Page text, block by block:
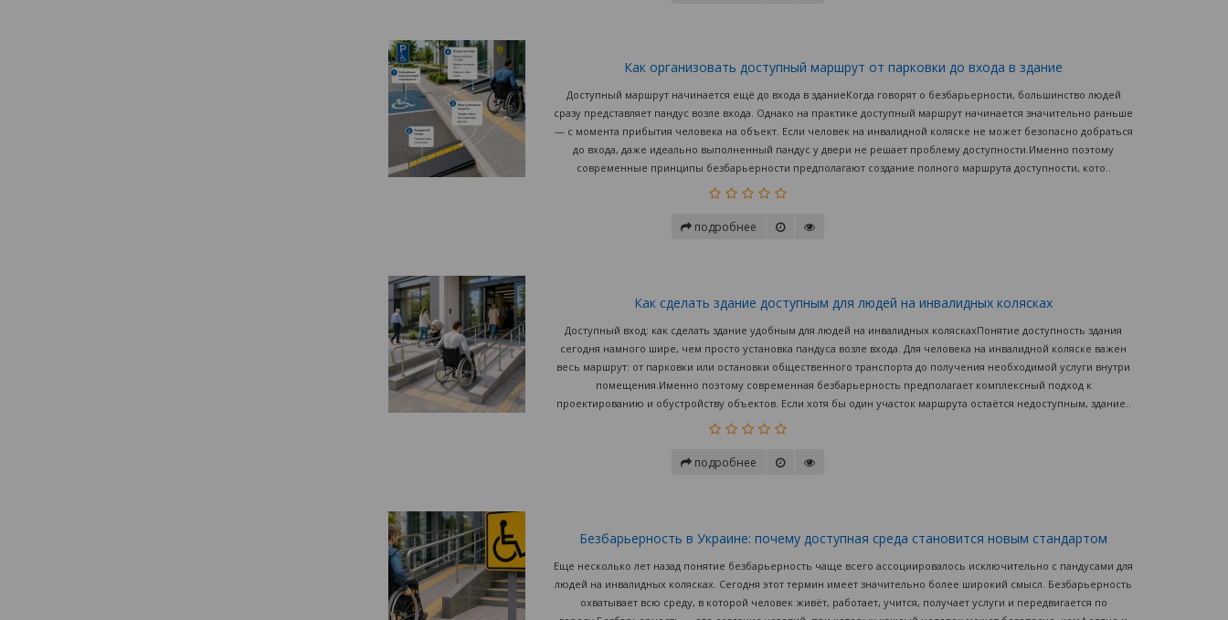
Как организовать доступный маршрут от парковки до входа в здание
Доступный маршрут начинается ещё до входа в зданиеКогда говорят о безбарьерности, большинство людей
сразу представляет пандус возле входа. Однако на практике доступный маршрут начинается значительно раньше
— с момента прибытия человека на объект. Если человек на инвалидной коляске не может безопасно добраться
до входа, даже идеально выполненный пандус у двери не решает проблему доступности.Именно поэтому
современные принципы безбарьерности предполагают создание полного маршрута доступности, кото..
подробнее
Как сделать здание доступным для людей на инвалидных колясках
Доступный вход: как сделать здание удобным для людей на инвалидных коляскахПонятие доступность здания
сегодня намного шире, чем просто установка пандуса возле входа. Для человека на инвалидной коляске важен
весь маршрут: от парковки или остановки общественного транспорта до получения необходимой услуги внутри
помещения.Именно поэтому современная безбарьерность предполагает комплексный подход к
проектированию и обустройству объектов. Если хотя бы один участок маршрута остаётся недоступным, здание..
подробнее
Безбарьерность в Украине: почему доступная среда становится новым стандартом
Еще несколько лет назад понятие безбарьерность чаще всего ассоциировалось исключительно с пандусами для
людей на инвалидных колясках. Сегодня этот термин имеет значительно более широкий смысл. Безбарьерность
охватывает всю среду, в которой человек живёт, работает, учится, получает услуги и передвигается по